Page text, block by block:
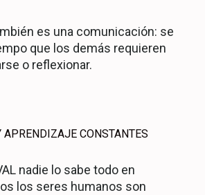
es una comunicación: se
que los demás requieren
o reflexionar.
CONSTANTES
nadie lo sabe todo en
los seres humanos son